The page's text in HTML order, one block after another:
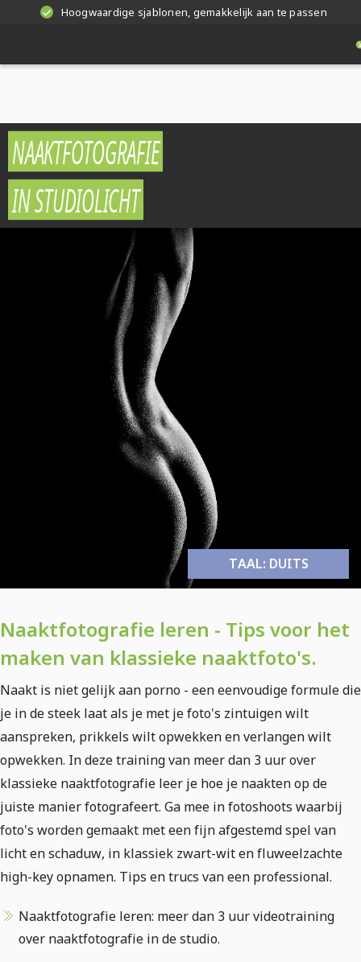
Hoogwaardige sjablonen, gemakkelijk aan te passen
NAAKTFOTOGRAFIE
IN STUDIOLICHT
TAAL: DUITS
Naaktfotografie leren - Tips voor het
maken van klassieke naaktfoto's.
Naakt is niet gelijk aan porno - een eenvoudige formule die
je in de steek laat als je met je foto's zintuigen wilt
aanspreken, prikkels wilt opwekken en verlangen wilt
opwekken. In deze training van meer dan 3 uur over
klassieke naaktfotografie leer je hoe je naakten op de
juiste manier fotografeert. Ga mee in fotoshoots waarbij
foto's worden gemaakt met een fijn afgestemd spel van
licht en schaduw, in klassiek zwart-wit en fluweelzachte
high-key opnamen. Tips en trucs van een professional.
Naaktfotografie leren: meer dan 3 uur videotraining
over naaktfotografie in de studio.